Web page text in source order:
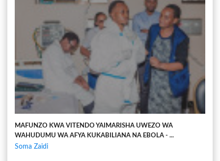
MAFUNZO KWA VITENDO YAIMARISHA UWEZO WA
WAHUDUMU WA AFYA KUKABILIANA NA EBOLA - ...
Soma Zaidi